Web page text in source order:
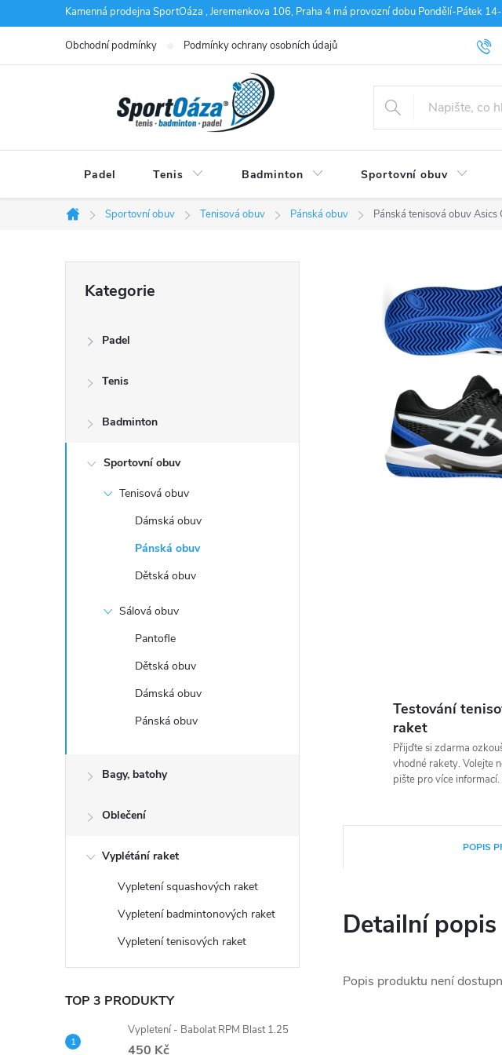
na
Kamenná prodejna SportOáza , Jeremenkova 106, Praha 4 má provozní dobu Pondělí-Pátek
Obchodní podmínky Podmínky ochrany osobních údajů
Padel Tenis Badminton Sportovní obuv
Domů
Sportovní obuv Tenisová obuv Pánská obuv Pánská tenisová obuv
r
e
kategorie
Kategorie
Padel
Tenis
Badminton
Sportovní obuv
Tenisová obuv
Dámská obuv
Pánská obuv
Dětská obuv
Sálová obuv
Pantofle
Dětská obuv
Dámská obuv
Pánská obuv
Bagy, batohy
Oblečení
Vyplétání raket
Vypletení squashových raket
Vypletení badmintonových raket
Vypletení tenisových raket
TOP 3 PRODUKTY
Vypletení - Babolat RPM Blast 1.25
450 Kč
Testování
raket
Přijďte si zdarma
vhodné rakety. Volejte
pište pro více informací.
POPIS
Detailní
Popis produktu není